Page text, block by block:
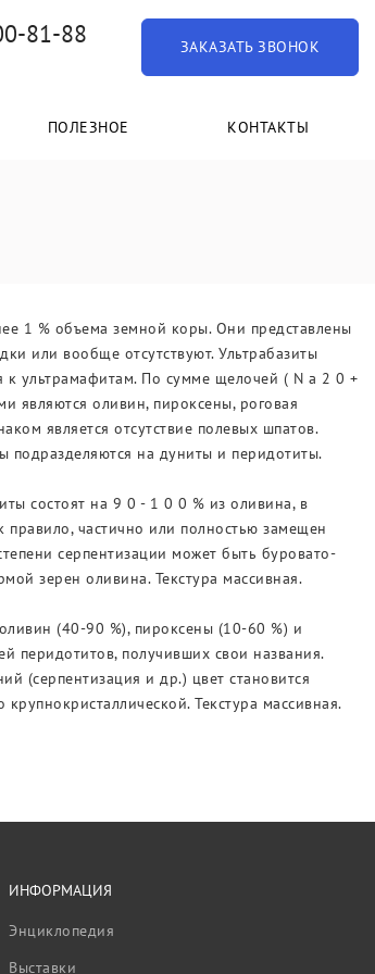
81-88 ЗАКАЗАТЬ ЗВОНОК
ПОЛЕЗНОЕ КОНТАКТЫ
1 % объема земной коры. Они представлены
или вообще отсутствуют. Ультрабазиты
ультрамафитам. По сумме щелочей ( N a 2 0 +
оливин, пироксены, роговая
является отсутствие полевых шпатов.
на дуниты и перидотиты.
состоят на 9 0 - 1 0 0 % из оливина, в
правило, частично или полностью замещен
серпентизации может быть буровато-
зерен оливина. Текстура массивная.
(40-90 %), пироксены (10-60 %) и
перидотитов, получивших свои названия.
(серпентизация и др.) цвет становится
Текстура массивная.
ИНФОРМАЦИЯ
Энциклопедия
Выставки